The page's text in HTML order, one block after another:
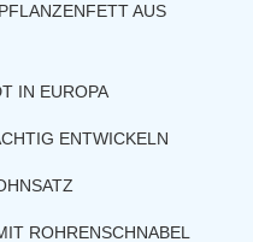
AUS
IN EUROPA
ENTWICKELN
ROHRENSCHNABEL